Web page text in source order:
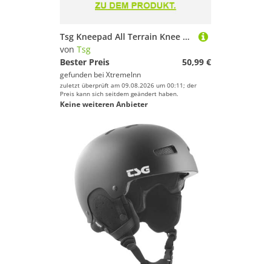
Tsg Kneepad All Terrain Knee Guard Schwarz L
von Tsg
Bester Preis
50,99 €
gefunden bei XtremeInn
zuletzt überprüft am 09.08.2026 um 00:11; der
Preis kann sich seitdem geändert haben.
Keine weiteren Anbieter